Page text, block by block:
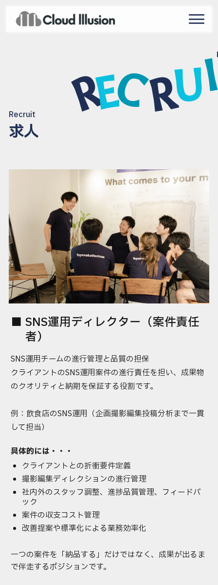
Recruit
求人
R
ECRU
SNS運用ディレクター（案件責任
者）
SNS運用チームの進行管理と品質の担保
クライアントのSNS運用案件の進行責任を担い、成果物
のクオリティと納期を保証する役割です。
例：飲食店のSNS運用（企画→撮影→編集→投稿→分析まで一貫
して担当）
具体的には・・・
クライアントとの折衝要件定義
撮影編集ディレクションの進行管理
社内外のスタッフ調整、進捗品質管理、フィードバ
ック
案件の収支コスト管理
改善提案や標準化による業務効率化
一つの案件を「納品する」だけではなく、成果が出るま
で伴走するポジションです。